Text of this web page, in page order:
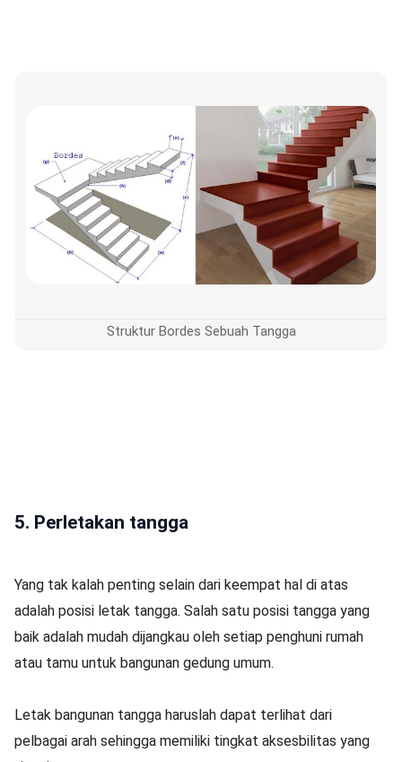
Struktur Bordes Sebuah Tangga
5. Perletakan tangga
Yang tak kalah penting selain dari keempat hal di atas
adalah posisi letak tangga. Salah satu posisi tangga yang
baik adalah mudah dijangkau oleh setiap penghuni rumah
atau tamu untuk bangunan gedung umum.
Letak bangunan tangga haruslah dapat terlihat dari
pelbagai arah sehingga memiliki tingkat aksesbilitas yang